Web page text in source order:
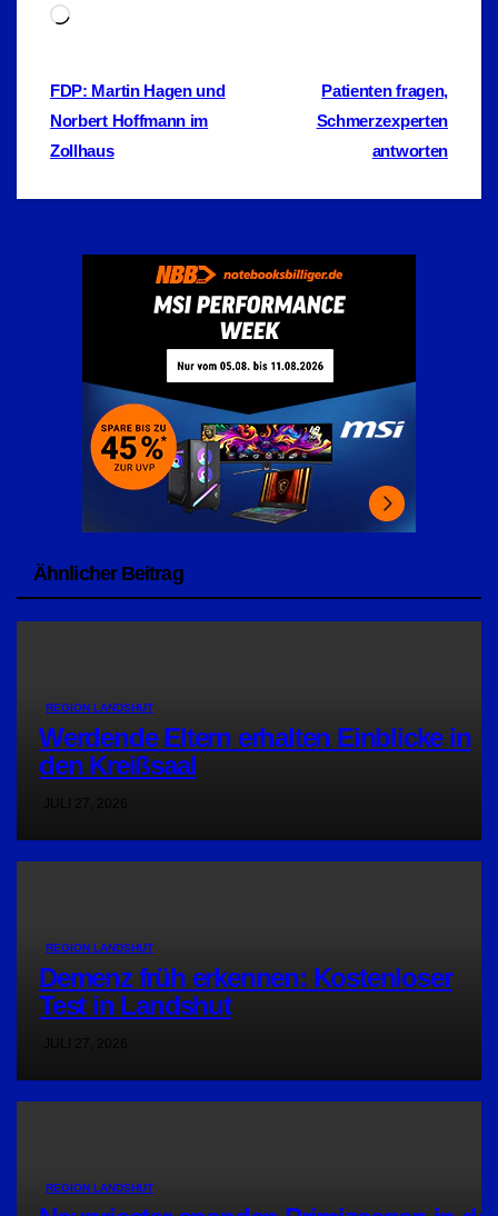
Wird
BeitragsnavigationPatienten fragen,
Schmerzexperten
antworten
FDP: Martin Hagen und
Norbert Hoffmann im
Zollhaus
Ähnlicher Beitrag
REGION LANDSHUT
Werdende Eltern erhalten Einblicke in
den Kreißsaal
REGION LANDSHUT
Demenz früh erkennen: Kostenloser
Test in Landshut
REGION LANDSHUT